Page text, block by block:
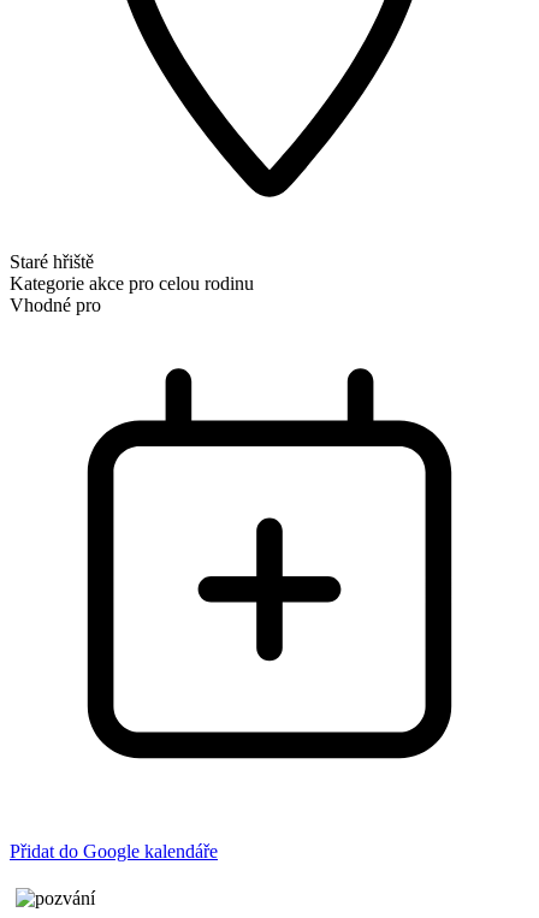
Staré hřiště
Kategorie akce pro celou rodinu
Vhodné pro
Přidat do Google kalendáře